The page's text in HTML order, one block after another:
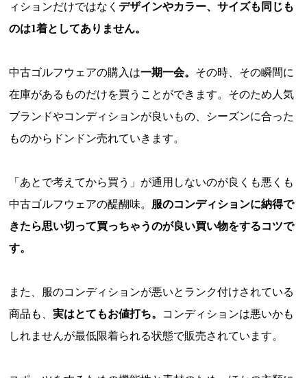
ィションだけではなくデザインやカラー、サイズも同じも
のは1着としてありません。
中古ゴルフウェアの購入は一期一会。 その時、その瞬間に
在庫があるものだけを買うことができます。そのため人気
ブランドやコンディションが良いもの、シーズンに合った
ものからドンドン売れていきます。
「あとで考えてから買う」が通用しないのが良くも悪くも
中古ゴルフウェアの醍醐味。 服のコンディションに納得で
きたら思い切って買っちゃうのが良い買い物をするコツで
す。
また、服のコンディションが悪いとランク付けされている
商品も、実はとてもお値打ち。 コンディションは悪いかも
しれませんが最低限着られる状態で販売されています。